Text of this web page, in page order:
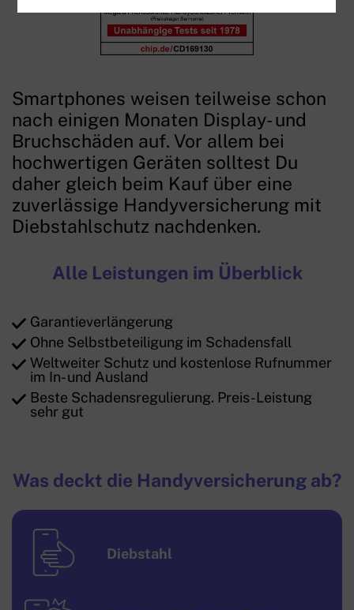
Smartphones weisen teilweise schon
nach einigen Monaten Display- und
Bruchschäden auf. Vor allem bei
hochwertigen Geräten solltest Du
daher gleich beim Kauf über eine
zuverlässige Handyversicherung mit
Diebstahlschutz nachdenken.
Alle Leistungen im Überblick
Garantieverlängerung
Ohne Selbstbeteiligung im Schadensfall
Weltweiter Schutz und kostenlose Rufnummer
im In- und Ausland
Beste Schadensregulierung. Preis-Leistung
sehr gut
Was deckt die Handyversicherung ab?
Diebstahl